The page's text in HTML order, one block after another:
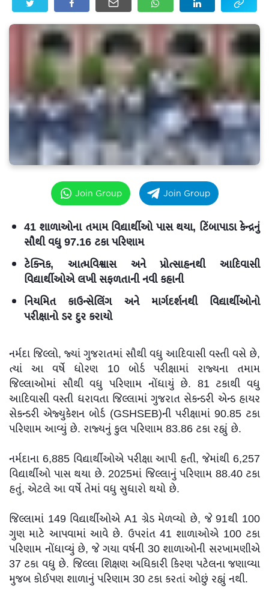
Join Group Join Group
41 શાળાઓના તમામ વિદ્યાર્થીઓ પાસ થયા, ટિંબાપાડા કેન્દ્રનું
સૌથી વધુ 97.16 ટકા પરિણામ
ટેક્નિક, આત્મવિશ્વાસ અને પ્રોત્સાહનથી આદિવાસી
વિદ્યાર્થીઓએ લખી સફળતાની નવી કહાની
નિયમિત કાઉન્સેલિંગ અને માર્ગદર્શનથી વિદ્યાર્થીઓનો
પરીક્ષાનો ડર દુર કરાયો
નર્મદા જિલ્લો, જ્યાં ગુજરાતમાં સૌથી વધુ આદિવાસી વસ્તી વસે છે,
ત્યાં આ વર્ષે ધોરણ 10 બોર્ડ પરીક્ષામાં રાજ્યના તમામ
જિલ્લાઓમાં સૌથી વધુ પરિણામ નોંધાયું છે. 81 ટકાથી વધુ
આદિવાસી વસ્તી ધરાવતા જિલ્લામાં ગુજરાત સેકન્ડરી એન્ડ હાયર
સેકન્ડરી એજ્યુકેશન બોર્ડ (GSHSEB)ની પરીક્ષામાં 90.85 ટકા
પરિણામ આવ્યું છે. રાજ્યનું કુલ પરિણામ 83.86 ટકા રહ્યું છે.
નર્મદાના 6,885 વિદ્યાર્થીઓએ પરીક્ષા આપી હતી, જેમાંથી 6,257
વિદ્યાર્થીઓ પાસ થયા છે. 2025માં જિલ્લાનું પરિણામ 88.40 ટકા
હતું, એટલે આ વર્ષે તેમાં વધુ સુધારો થયો છે.
જિલ્લામાં 149 વિદ્યાર્થીઓએ A1 ગ્રેડ મેળવ્યો છે, જે 91થી 100
ગુણ માટે આપવામાં આવે છે. ઉપરાંત 41 શાળાઓએ 100 ટકા
પરિણામ નોંધાવ્યું છે, જે ગયા વર્ષની 30 શાળાઓની સરખામણીએ
37 ટકા વધુ છે. જિલ્લા શિક્ષણ અધિકારી કિરણ પટેલના જણાવ્યા
મુજબ કોઈપણ શાળાનું પરિણામ 30 ટકા કરતાં ઓછું રહ્યું નથી.